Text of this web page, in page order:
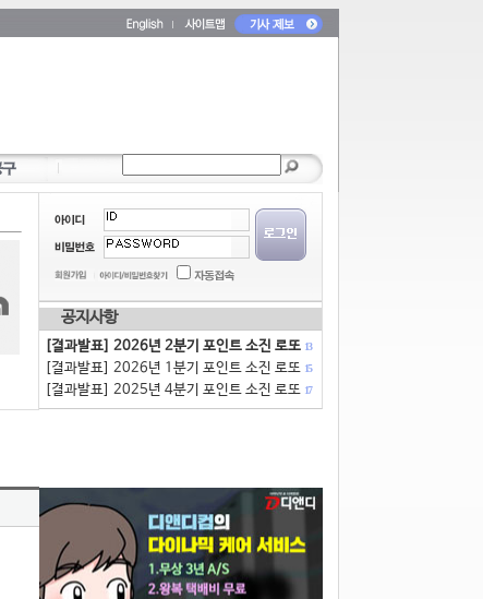
공지사항
[결과발표] 2026년 2분기 포인트 소진 로또 13
[결과발표] 2026년 1분기 포인트 소진 로또 15
[결과발표] 2025년 4분기 포인트 소진 로또 17